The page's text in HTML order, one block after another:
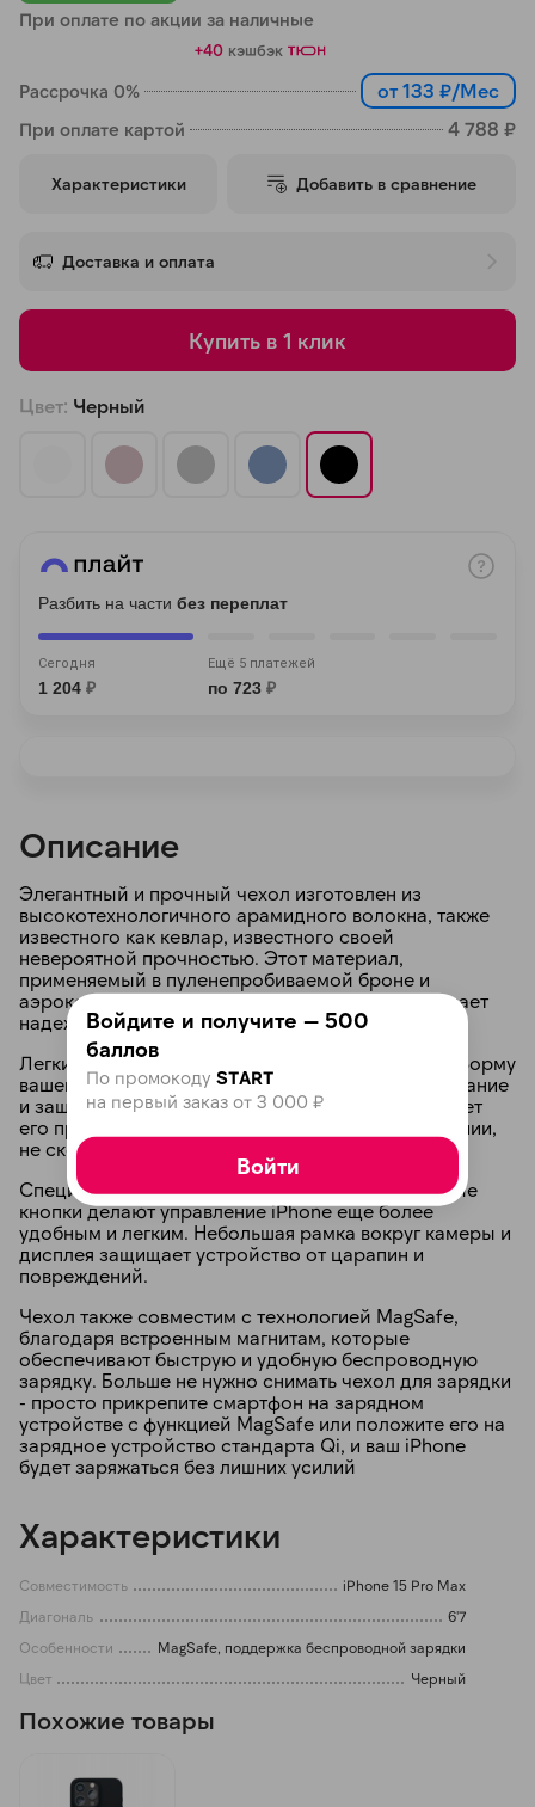
При оплате по акции за наличные
+40 кэшбэк
Рассрочка 0% от 133 ₽/Мес
При оплате картой 4 788 ₽
Характеристики Добавить в сравнение
Доставка и оплата
Купить в 1 клик
Цвет: Черный
Разбить на части без переплат
Сегодня
1 204 ₽
Ещё 5 платежей
по 723 ₽
Описание
Элегантный и прочный чехол изготовлен из
высокотехнологичного арамидного волокна, также
известного как кевлар, известного своей
невероятной прочностью. Этот материал,
применяемый в пуленепробиваемой броне и
аэрокосмической промышленности, обеспечивает
надежную защиту для вашего iPhone.
Легкий и тонкий дизайн чехла точно повторяет форму
вашего устройства, обеспечивая плотное прилегание
и защиту от пыли. Его бесшовная структура делает
его приятным на ощупь и удобным в использовании,
не скользящим в руке.
Специально разработанные вырезы под боковые
кнопки делают управление iPhone еще более
удобным и легким. Небольшая рамка вокруг камеры и
дисплея защищает устройство от царапин и
повреждений.
Чехол также совместим с технологией MagSafe,
благодаря встроенным магнитам, которые
обеспечивают быструю и удобную беспроводную
зарядку. Больше не нужно снимать чехол для зарядки
- просто прикрепите смартфон на зарядном
устройстве с функцией MagSafe или положите его на
зарядное устройство стандарта Qi, и ваш iPhone
будет заряжаться без лишних усилий
Характеристики
Совместимость
iPhone 15 Pro Max
Диагональ
6'7
Особенности
MagSafe, поддержка беспроводной зарядки
Цвет
Черный
Похожие товары
Оставшиеся 75 % будут
списыватьсяс вашей карты
по 25%
Подробнее
раз в 2 недели
Остались вопросы?
8 800 302-02-51
Войдите и получите — 500
баллов
По промокоду START
на первый заказ от 3 000 ₽
Войти